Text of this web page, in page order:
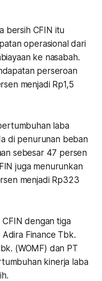
bersih CFIN itu
operasional dari
ke nasabah.
perseroan
menjadi Rp1,5
laba
di penurunan beban
sebesar 47 persen
juga menurunkan
menjadi Rp323
dengan tiga
Finance Tbk.
(WOMF) dan PT
kinerja laba